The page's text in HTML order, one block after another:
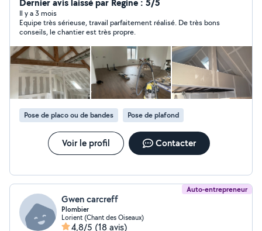
biosourcé...) Isolation combles perdus par soufflage
laine de verre ou roche Plafonds Habillage de fenêtres
de toit (type vélux) Pose de portes intérieures - Verrière
Pose de parquet et lambris Agencement locaux
professionnels - plafonds démontables,
cloisonnement... Possibilité de travailler juste en main-
d'oeuvre (vous nous fournissez les matériaux) Nos devis
et conseils sont gratuits Assurances en responsabilité
civile et décennale Intervention sur Morbihan et
Finistère Est
Il y a 3 mois
Equipe très sérieuse, travail parfaitement réalisé. De très bons
conseils, le chantier est très propre.
Pose de placo ou de bandes Pose de plafond
Voir le profil Contacter
Auto-entrepreneur
Gwen carcreff
Plombier
Lorient (Chant des Oiseaux)
4,8/5 (18 avis)